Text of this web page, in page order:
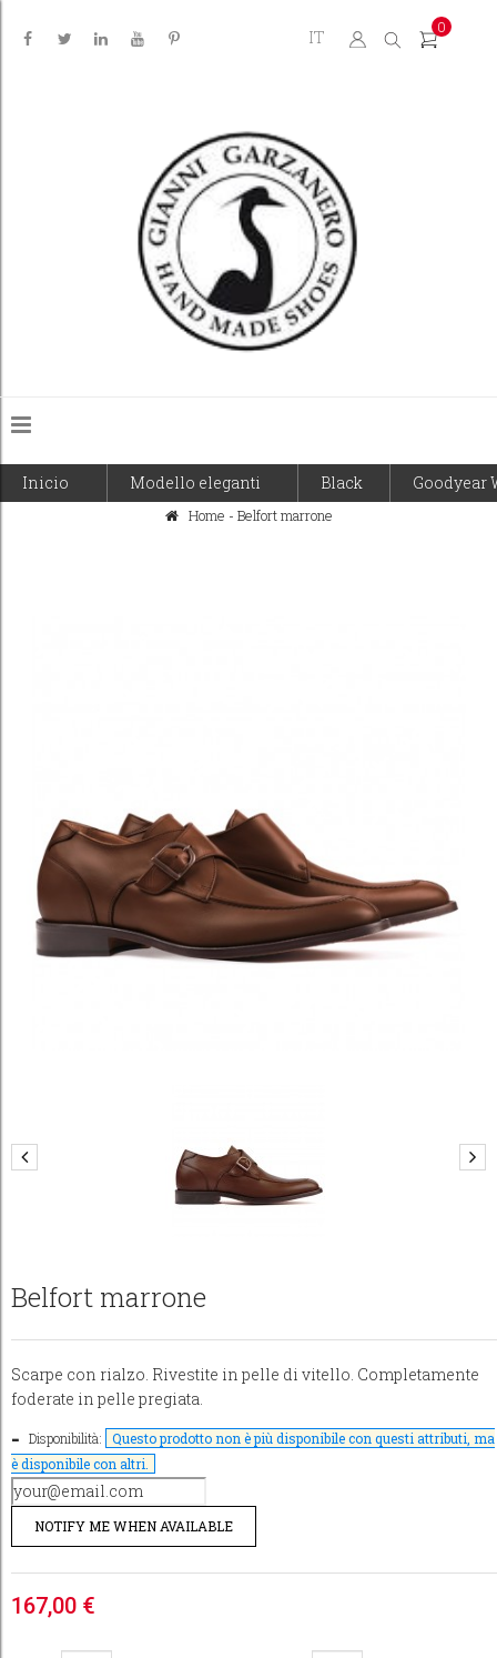
IT 0
Inicio Modello eleganti Black Goodyear
Home - Belfort marrone
Belfort marrone
Scarpe con rialzo. Rivestite in pelle di vitello. Completamente
foderate in pelle pregiata.
Disponibilità:
Questo prodotto non è più disponibile con questi attributi, ma
è disponibile con altri.
NOTIFY ME WHEN AVAILABLE
167,00 €